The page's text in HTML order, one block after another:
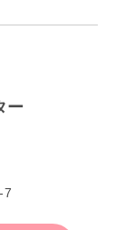
ー
7